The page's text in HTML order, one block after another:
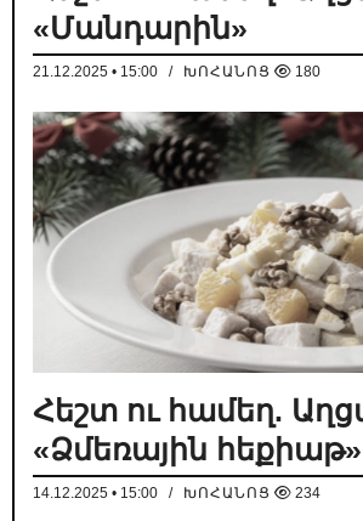
«Մանդարին»
21.12.2025 • 15:00 / ԽՈՀԱՆՈՑ 180
Հեշտ ու համեղ.
«Ձմեռային հեքիաթ»
14.12.2025 • 15:00 / ԽՈՀԱՆՈՑ 234